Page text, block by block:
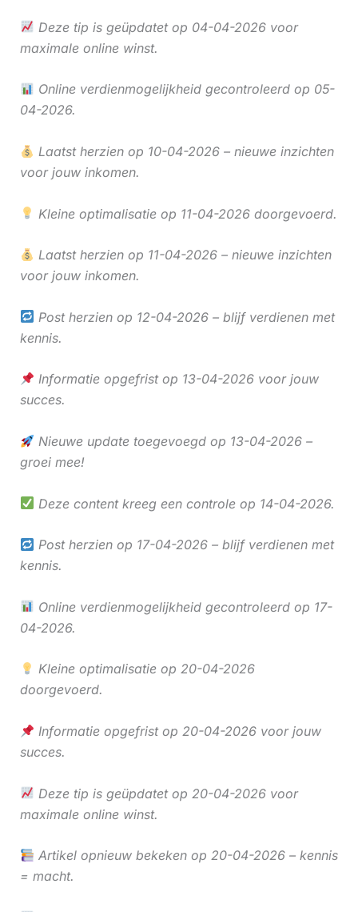
Deze tip is geüpdatet op 04-04-2026 voor
maximale online winst.
Online verdienmogelijkheid gecontroleerd op 05-
04-2026.
Laatst herzien op 10-04-2026 – nieuwe inzichten
voor jouw inkomen.
Kleine optimalisatie op 11-04-2026 doorgevoerd.
Laatst herzien op 11-04-2026 – nieuwe inzichten
voor jouw inkomen.
Post herzien op 12-04-2026 – blijf verdienen met
kennis.
Informatie opgefrist op 13-04-2026 voor jouw
succes.
Nieuwe update toegevoegd op 13-04-2026 –
groei mee!
Deze content kreeg een controle op 14-04-2026.
Post herzien op 17-04-2026 – blijf verdienen met
kennis.
Online verdienmogelijkheid gecontroleerd op 17-
04-2026.
Kleine optimalisatie op 20-04-2026
doorgevoerd.
Informatie opgefrist op 20-04-2026 voor jouw
succes.
Deze tip is geüpdatet op 20-04-2026 voor
maximale online winst.
Artikel opnieuw bekeken op 20-04-2026 – kennis
= macht.